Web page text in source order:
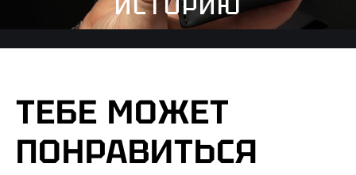
ТЕБЕ МОЖЕТ
ПОНРАВИТЬСЯ